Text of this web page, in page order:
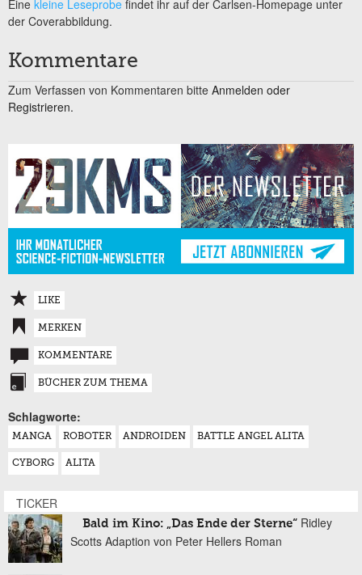
Eine kleine Leseprobe findet ihr auf der Carlsen-Homepage unter
der Coverabbildung.
Kommentare
Zum Verfassen von Kommentaren bitte Anmelden oder
Registrieren.
LIKE
MERKEN
KOMMENTARE
BÜCHER ZUM THEMA
Schlagworte:
MANGA ROBOTER ANDROIDEN BATTLE ANGEL ALITA
CYBORG ALITA
TICKER
Bald im Kino: „Das Ende der Sterne“ Ridley
Scotts Adaption von Peter Hellers Roman